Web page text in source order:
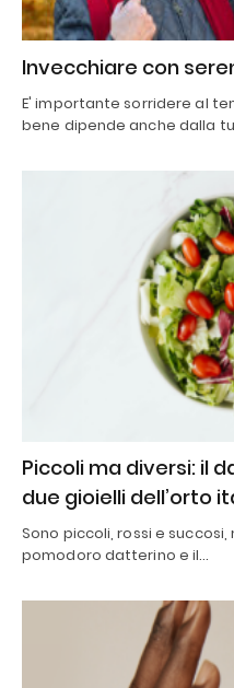
Invecchiare con
E' importante sorridere al
bene dipende anche dalla
Piccoli ma diversi: il
due gioielli dell’orto
Sono piccoli, rossi e
pomodoro datterino e il…